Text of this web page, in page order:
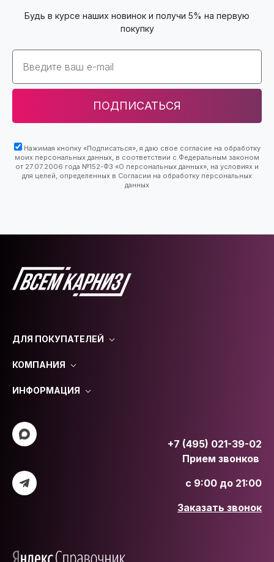
Будь в курсе наших новинок и получи 5% на первую
покупку
Email
ПОДПИСАТЬСЯ
Нажимая кнопку «Подписаться», я даю свое согласие на обработку
моих персональных данных, в соответствии с Федеральным законом
от 27.07.2006 года №152-ФЗ «О персональных данных», на условиях и
для целей, определенных в Согласии на обработку персональных
данных
ДЛЯ ПОКУПАТЕЛЕЙ
КОМПАНИЯ
ИНФОРМАЦИЯ
+7 (495) 021-39-02
Прием звонков
с 9:00 до 21:00
Заказать звонок